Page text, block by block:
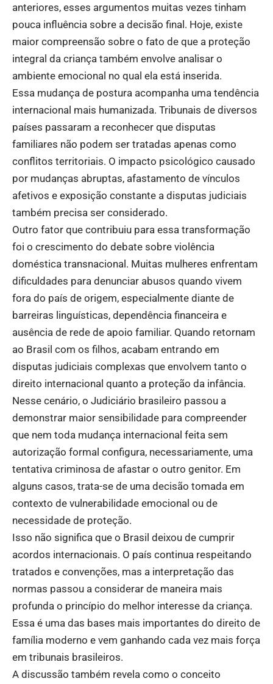
anteriores, esses argumentos muitas vezes tinham
pouca influência sobre a decisão final. Hoje, existe
maior compreensão sobre o fato de que a proteção
integral da criança também envolve analisar o
ambiente emocional no qual ela está inserida.
Essa mudança de postura acompanha uma tendência
internacional mais humanizada. Tribunais de diversos
países passaram a reconhecer que disputas
familiares não podem ser tratadas apenas como
conflitos territoriais. O impacto psicológico causado
por mudanças abruptas, afastamento de vínculos
afetivos e exposição constante a disputas judiciais
também precisa ser considerado.
Outro fator que contribuiu para essa transformação
foi o crescimento do debate sobre violência
doméstica transnacional. Muitas mulheres enfrentam
dificuldades para denunciar abusos quando vivem
fora do país de origem, especialmente diante de
barreiras linguísticas, dependência financeira e
ausência de rede de apoio familiar. Quando retornam
ao Brasil com os filhos, acabam entrando em
disputas judiciais complexas que envolvem tanto o
direito internacional quanto a proteção da infância.
Nesse cenário, o Judiciário brasileiro passou a
demonstrar maior sensibilidade para compreender
que nem toda mudança internacional feita sem
autorização formal configura, necessariamente, uma
tentativa criminosa de afastar o outro genitor. Em
alguns casos, trata-se de uma decisão tomada em
contexto de vulnerabilidade emocional ou de
necessidade de proteção.
Isso não significa que o Brasil deixou de cumprir
acordos internacionais. O país continua respeitando
tratados e convenções, mas a interpretação das
normas passou a considerar de maneira mais
profunda o princípio do melhor interesse da criança.
Essa é uma das bases mais importantes do direito de
família moderno e vem ganhando cada vez mais força
em tribunais brasileiros.
A discussão também revela como o conceito